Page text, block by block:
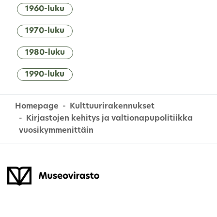
1960-luku
1970-luku
1980-luku
1990-luku
Homepage
Kulttuurirakennukset
Kirjastojen kehitys ja valtionapupolitiikka
vuosikymmenittäin